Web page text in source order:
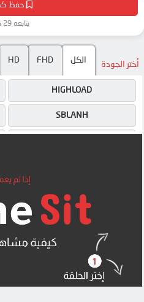
حفظ
يتابعه 29 شخصًا
أختر الجودة الكل FHD
HD
HIGHLOAD
SBLANH
OK